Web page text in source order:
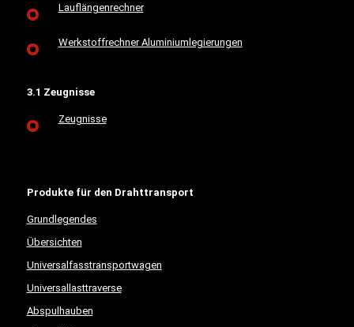
Lauflängenrechner
Werkstoffrechner Aluminiumlegierungen
3.1 Zeugnisse
Zeugnisse
Produkte für den Drahttransport
Grundlegendes
Übersichten
Universalfasstransportwagen
Universallasttraverse
Abspulhauben